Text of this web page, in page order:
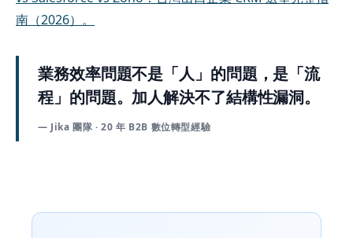
南（2026）。
業務效率問題不是「人」的問題，是「流
程」的問題。加人解決不了結構性漏洞。
— Jika 團隊 · 20 年 B2B 數位轉型經驗